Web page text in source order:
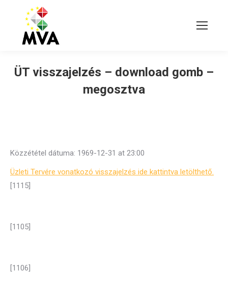
ÜT visszajelzés – download gomb –
megosztva
Közzététel dátuma: 1969-12-31 at 23:00
Üzleti Tervére vonatkozó visszajelzés ide kattintva letölthető.
[1115]
[1105]
[1106]